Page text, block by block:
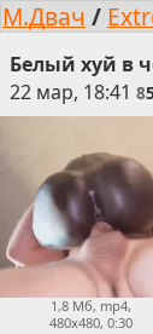
М.Двач /
Белый хуй в
22 мар, 18:41 8
1,8 Мб, mp4,
480x480, 0:30